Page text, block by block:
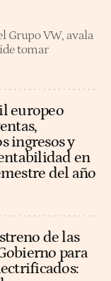
Grupo VW, avala
tomar
europeo
ingresos y
en
del año
de las
para